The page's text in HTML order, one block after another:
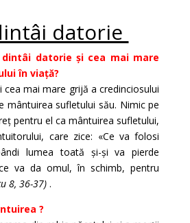
datorie
dintâi datorie și cea mai mare
în viață?
cea mai mare grijă a credinciosului
mântuirea sufletului său. Nimic pe
pentru el ca mântuirea sufletului,
care zice: «Ce va folosi
lumea toată și-și va pierde
va da omul, în schimb, pentru
8, 36-37) .
?